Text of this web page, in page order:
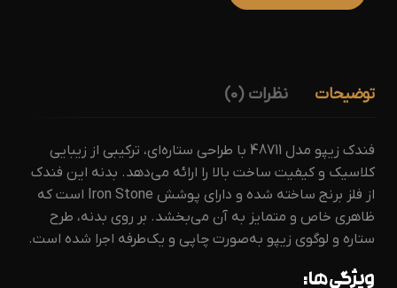
توضیحات نظرات (0)
فندک زیپو مدل 48711 با طراحی ستاره‌ای، ترکیبی از زیبایی
کلاسیک و کیفیت ساخت بالا را ارائه می‌دهد. بدنه این فندک
از فلز برنج ساخته شده و دارای پوشش Iron Stone است که
ظاهری خاص و متمایز به آن می‌بخشد. بر روی بدنه، طرح
ستاره و لوگوی زیپو به‌صورت چاپی و یک‌طرفه اجرا شده است.
ویژگی‌ها: